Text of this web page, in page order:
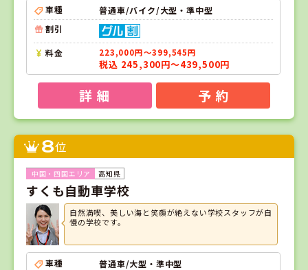
車種
普通車/バイク/大型・準中型
割引
料金 223,000円～399,545円
税込 245,300円～439,500円
詳 細 予 約
8位
高知県
すくも自動車学校
自然満喫、美しい海と笑顔が絶えない学校スタッフが自
慢の学校です。
車種
普通車/大型・準中型